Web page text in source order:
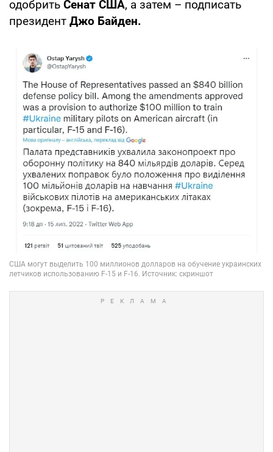
одобрить Сенат США, а затем – подписать
президент Джо Байден.